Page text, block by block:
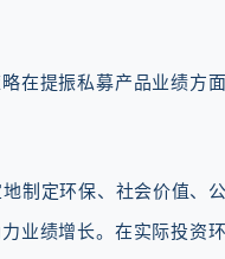
在提振私募产品业绩方
制定环保、社会价值、
业绩增长。在实际投资